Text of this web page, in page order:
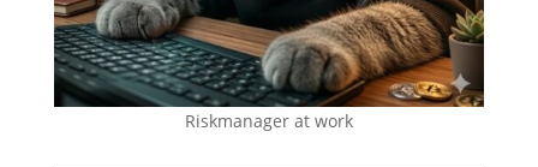
Riskmanager at work